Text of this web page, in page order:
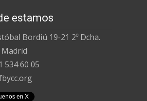
estamos
Bordiú 19-21 2º Dcha.
Madrid
534 60 05
en X